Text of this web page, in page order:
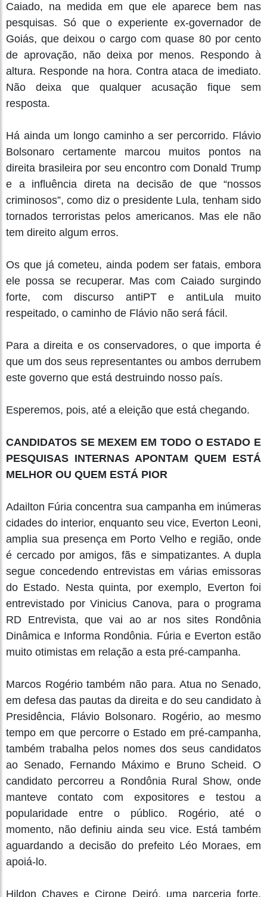
Caiado, na medida em que ele aparece bem nas
pesquisas. Só que o experiente ex-governador de
Goiás, que deixou o cargo com quase 80 por cento
de aprovação, não deixa por menos. Respondo à
altura. Responde na hora. Contra ataca de imediato.
Não deixa que qualquer acusação fique sem
resposta.
Há ainda um longo caminho a ser percorrido. Flávio
Bolsonaro certamente marcou muitos pontos na
direita brasileira por seu encontro com Donald Trump
e a influência direta na decisão de que “nossos
criminosos”, como diz o presidente Lula, tenham sido
tornados terroristas pelos americanos. Mas ele não
tem direito algum erros.
Os que já cometeu, ainda podem ser fatais, embora
ele possa se recuperar. Mas com Caiado surgindo
forte, com discurso antiPT e antiLula muito
respeitado, o caminho de Flávio não será fácil.
Para a direita e os conservadores, o que importa é
que um dos seus representantes ou ambos derrubem
este governo que está destruindo nosso país.
Esperemos, pois, até a eleição que está chegando.
CANDIDATOS SE MEXEM EM TODO O ESTADO E
PESQUISAS INTERNAS APONTAM QUEM ESTÁ
MELHOR OU QUEM ESTÁ PIOR
Adailton Fúria concentra sua campanha em inúmeras
cidades do interior, enquanto seu vice, Everton Leoni,
amplia sua presença em Porto Velho e região, onde
é cercado por amigos, fãs e simpatizantes. A dupla
segue concedendo entrevistas em várias emissoras
do Estado. Nesta quinta, por exemplo, Everton foi
entrevistado por Vinicius Canova, para o programa
RD Entrevista, que vai ao ar nos sites Rondônia
Dinâmica e Informa Rondônia. Fúria e Everton estão
muito otimistas em relação a esta pré-campanha.
Marcos Rogério também não para. Atua no Senado,
em defesa das pautas da direita e do seu candidato à
Presidência, Flávio Bolsonaro. Rogério, ao mesmo
tempo em que percorre o Estado em pré-campanha,
também trabalha pelos nomes dos seus candidatos
ao Senado, Fernando Máximo e Bruno Scheid. O
candidato percorreu a Rondônia Rural Show, onde
manteve contato com expositores e testou a
popularidade entre o público. Rogério, até o
momento, não definiu ainda seu vice. Está também
aguardando a decisão do prefeito Léo Moraes, em
apoiá-lo.
Hildon Chaves e Cirone Deiró, uma parceria forte,